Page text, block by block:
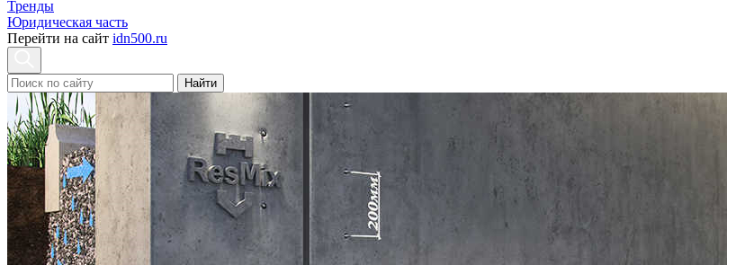
Тренды
Юридическая часть
Перейти на сайт idn500.ru
Найти